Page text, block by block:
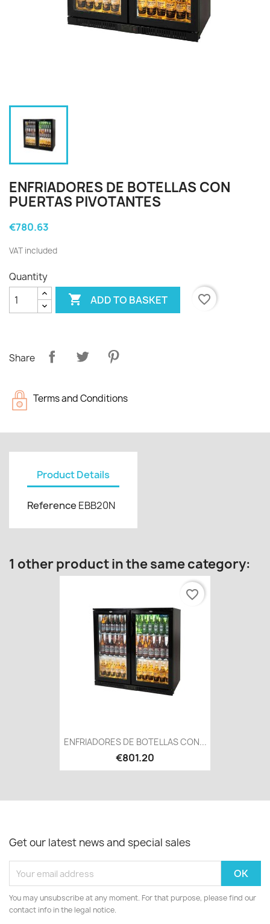
ENFRIADORES DE BOTELLAS CON
PUERTAS PIVOTANTES
€780.63
VAT included
Quantity
 ADD TO BASKET favorite_border
Share
Terms and Conditions
Product Details
Reference EBB20N
1 other product in the same category:
ENFRIADORES DE BOTELLAS CON...
€801.20
favorite_border
Get our latest news and special sales
You may unsubscribe at any moment. For that purpose, please find our
contact info in the legal notice.